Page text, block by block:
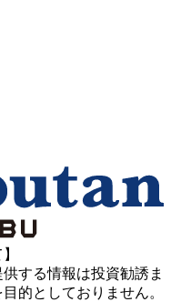
する情報は投資勧誘ま
的としておりません。